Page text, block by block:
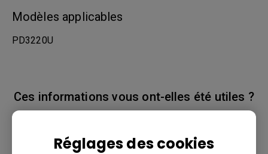
Réglages des cookies
Modèles applicables
PD3220U
Ces informations vous ont-elles été utiles ?